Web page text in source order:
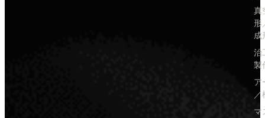
真
形
成
治
製
ア
／
マ